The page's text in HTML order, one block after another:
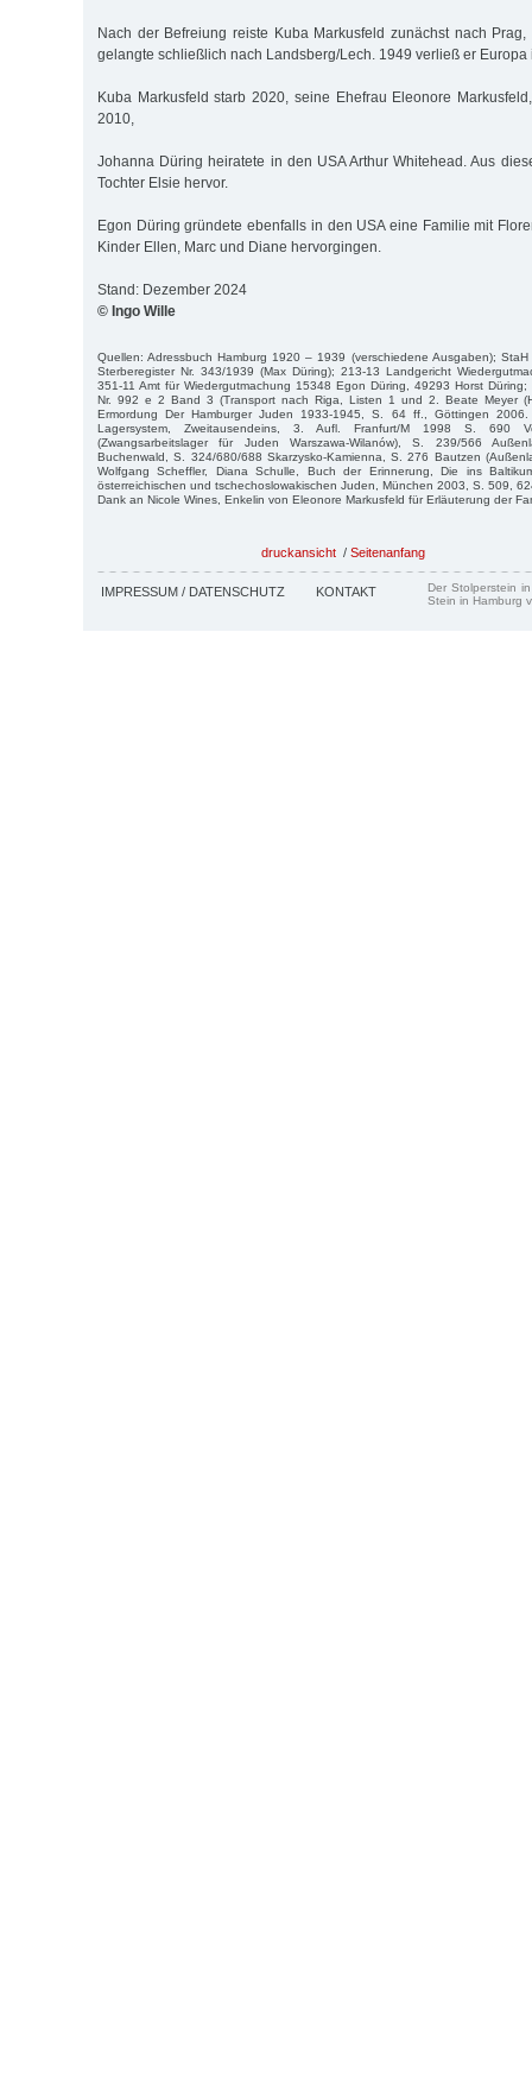
Nach der Befreiung reiste Kuba Markusfeld zunächst nach
gelangte schließlich nach Landsberg/Lech. 1949 verließ er Europa
Kuba Markusfeld starb 2020, seine Ehefrau Eleonore
2010,
Johanna Düring heiratete in den USA Arthur Whitehead. Aus
Tochter Elsie hervor.
Egon Düring gründete ebenfalls in den USA eine Familie mit
Kinder Ellen, Marc und Diane hervorgingen.
Stand: Dezember 2024
© Ingo Wille
Quellen: Adressbuch Hamburg 1920 – 1939 (verschiedene Ausgaben);
Sterberegister Nr. 343/1939 (Max Düring); 213-13 Landgericht
351-11 Amt für Wiedergutmachung 15348 Egon Düring, 49293 Horst
Nr. 992 e 2 Band 3 (Transport nach Riga, Listen 1 und 2. Beate Meyer
Ermordung Der Hamburger Juden 1933-1945, S. 64 ff., Göttingen 2006.
Lagersystem, Zweitausendeins, 3. Aufl. Franfurt/M 1998 S. 690
(Zwangsarbeitslager für Juden Warszawa-Wilanów), S. 239/566
Buchenwald, S. 324/680/688 Skarzysko-Kamienna, S. 276 Bautzen
Wolfgang Scheffler, Diana Schulle, Buch der Erinnerung, Die ins
österreichischen und tschechoslowakischen Juden, München 2003, S. 509,
Dank an Nicole Wines, Enkelin von Eleonore Markusfeld für Erläuterung der
druckansicht / Seitenanfang
IMPRESSUM / DATENSCHUTZ KONTAKT
Der Stolperstein
Stein in Hamburg